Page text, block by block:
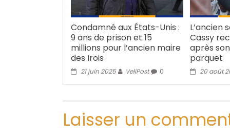
Condamné aux États-Unis :
9 ans de prison et 15
millions pour l’ancien maire
des Irois
21 juin 2025 VeliPost 0
L’ancien
Cassy
après
parquet
20 août
Laisser un